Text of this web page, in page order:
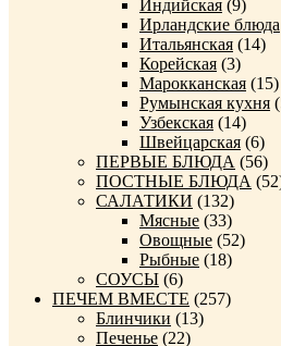
Индийская (9)
Ирландские блюда
Итальянская (14)
Корейская (3)
Марокканская (15)
Румынская кухня
Узбекская (14)
Швейцарская (6)
ПЕРВЫЕ БЛЮДА (56)
ПОСТНЫЕ БЛЮДА
САЛАТИКИ (132)
Мясные (33)
Овощные (52)
Рыбные (18)
СОУСЫ (6)
ПЕЧЕМ ВМЕСТЕ (257)
Блинчики (13)
Печенье (22)